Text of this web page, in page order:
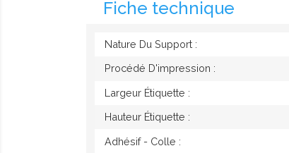
Fiche technique
Nature Du Support :
Procédé D'impression :
Largeur Étiquette :
Hauteur Étiquette :
Adhésif - Colle :